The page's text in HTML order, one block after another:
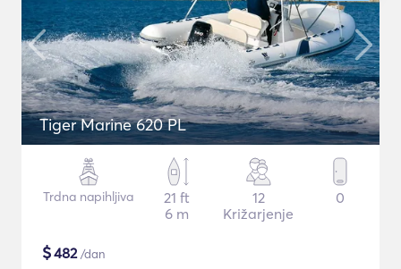
Tiger Marine 620 PL
Trdna napihljiva
21 ft
6 m
12
Križarjenje
0
$482/dan